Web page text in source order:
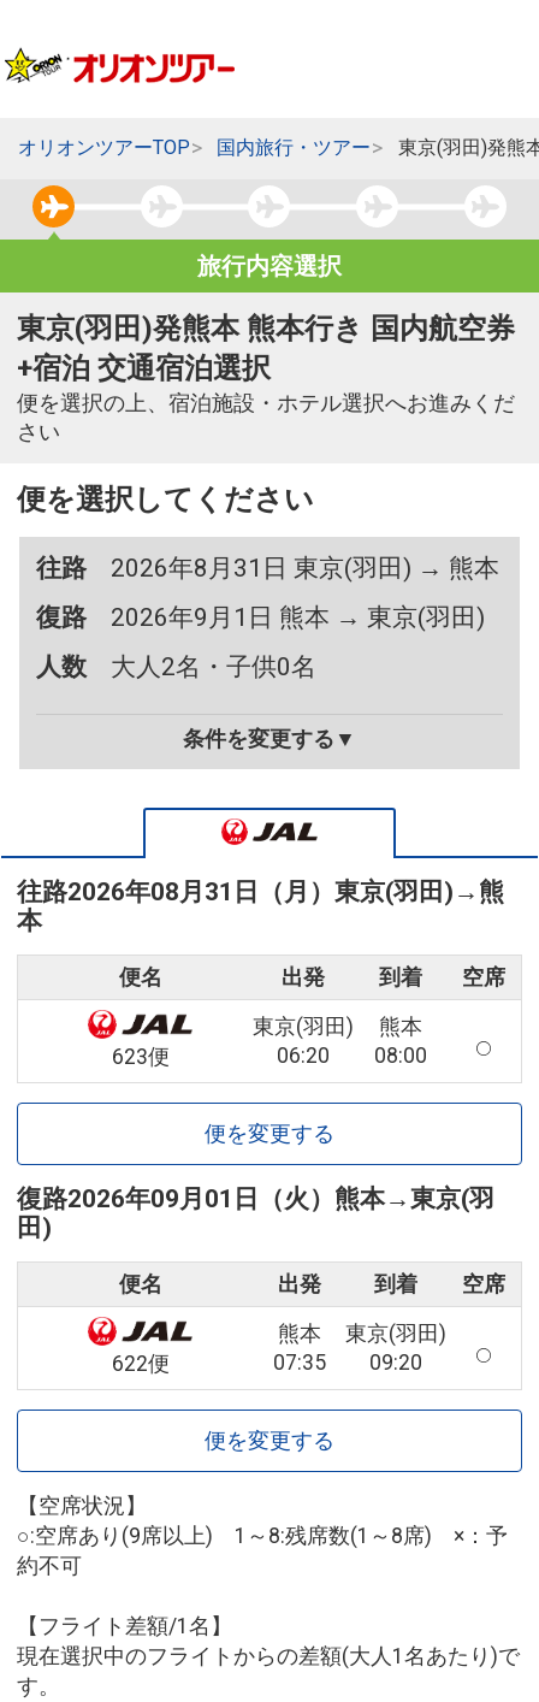
オリオンツアーTOP 国内旅行・ツアー 東京(羽田)発熊
旅行内容選択
東京(羽田)発熊本 熊本行き 国内航空券
+宿泊 交通宿泊選択
便を選択の上、宿泊施設・ホテル選択へお進みくだ
さい
便を選択してください
往路
2026年8月31日 東京(羽田) → 熊本
復路
2026年9月1日 熊本 → 東京(羽田)
人数
大人2名・子供0名
条件を変更する▼
往路2026年08月31日（月） 東京(羽田) → 熊
本
便名 出発 到着 空席
623便
東京(羽田)
06:20
熊本
08:00
便を変更する
復路2026年09月01日（火） 熊本→東京(羽
田)
便名 出発 到着 空席
622便
熊本
07:35
東京(羽田)
09:20
便を変更する
【空席状況】
○:空席あり(9席以上) 1～8:残席数(1～8席) ×：予
約不可
【フライト差額/1名】
現在選択中のフライトからの差額(大人1名あたり)で
す。